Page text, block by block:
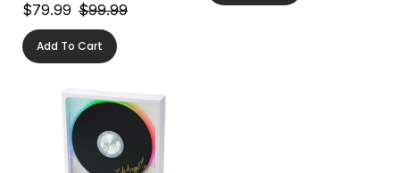
$79.99 $99.99
Add To Cart